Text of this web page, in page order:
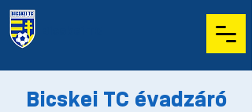
Bicskei TC évadzáró